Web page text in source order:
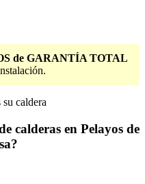
de GARANTÍA TOTAL
caldera
calderas en Pelayos de